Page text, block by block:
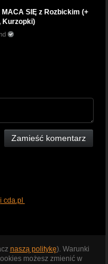
MACA SIĘ z Rozbickim (+
Kurzopki)
Zamieść komentarz
cda.pl
naszą politykę). Warunki
możesz zmienić w